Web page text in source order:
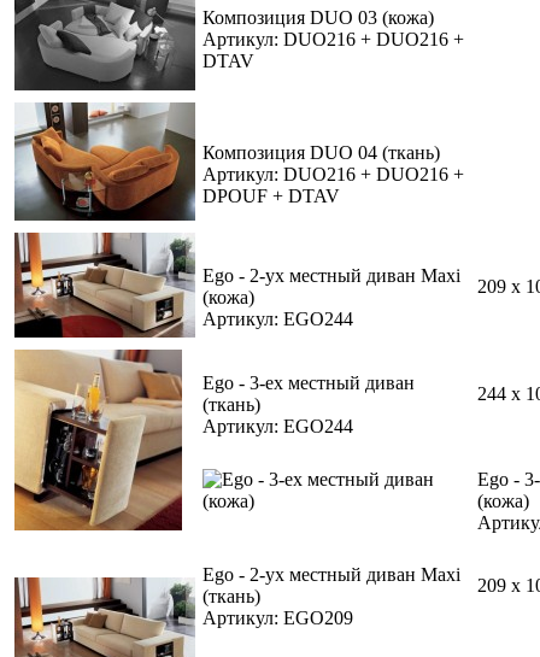
Композиция DUO 03 (кожа)
Артикул: DUO216 + DUO216 +
DTAV
Композиция DUO 04 (ткань)
Артикул: DUO216 + DUO216 +
DPOUF + DTAV
Ego - 2-ух местный диван Maxi
(кожа)
Артикул: EGO244
209 x
Ego - 3-ех местный диван
(ткань)
Артикул: EGO244
244 x
Ego -
(кожа)
Ego - 2-ух местный диван Maxi
(ткань)
Артикул: EGO209
209 x